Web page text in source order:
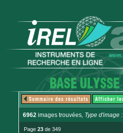
6962 images trouvées, Type d'image :
Page 23 de 349